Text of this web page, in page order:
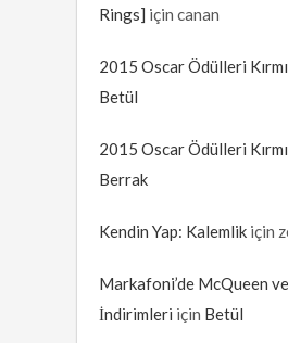
Rings] içincanan
2015 Oscar Ödülleri
Betül
2015 Oscar Ödülleri
Berrak
Kendin Yap: Kalemlik için
Markafoni’de McQueen
İndirimleri için Betül